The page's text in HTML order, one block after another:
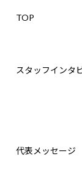
TOP
スタッフインタ
代表メッセージ